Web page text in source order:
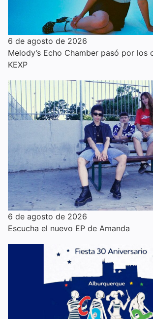
6 de agosto de 2026
Melody’s Echo Chamber pasó por los
KEXP
6 de agosto de 2026
Escucha el nuevo EP de Amanda